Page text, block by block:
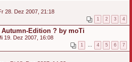
28. Dez 2007, 21:18
1 2 3 4
Edition ? by moTi
19. Dez 2007, 16:08
1 4 5 6 7